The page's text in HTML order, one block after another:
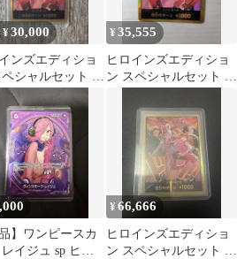
¥30,000
ンズエディショ
ペシャルセット 金
1枚
¥35,555
ヒロインズエディショ
ン スペシャルセット 金
品】ワンピースカ
イジュ sp ヒロ
¥66,666
ヒロインズエディショ
ン スペシャルセット 金